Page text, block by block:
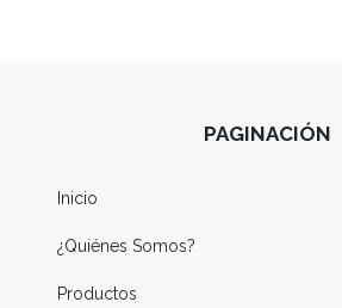
PAGINACIÓN
Inicio
¿Quiénes Somos?
Productos